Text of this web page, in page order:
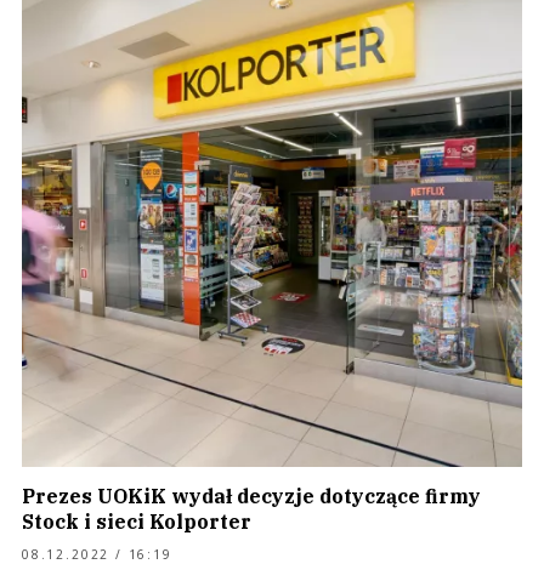
Prezes UOKiK wydał decyzje dotyczące firmy
Stock i sieci Kolporter
08.12.2022 / 16:19